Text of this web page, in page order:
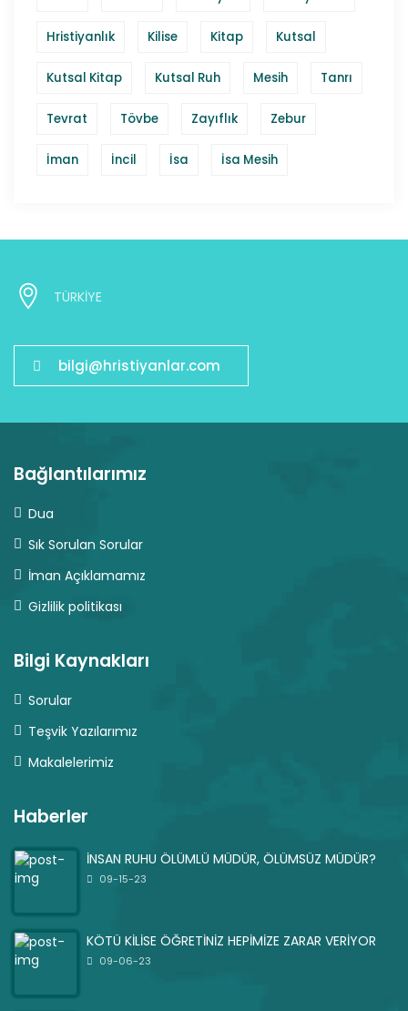
Hristiyanlık Kilise Kitap Kutsal
Kutsal Kitap Kutsal Ruh Mesih Tanrı
Tevrat Tövbe Zayıflık Zebur
İman İncil İsa İsa Mesih
TÜRKİYE
bilgi@hristiyanlar.com
Bağlantılarımız
Dua
Sık Sorulan Sorular
İman Açıklamamız
Gizlilik politikası
Bilgi Kaynakları
Sorular
Teşvik Yazılarımız
Makalelerimiz
Haberler
İNSAN RUHU ÖLÜMLÜ MÜDÜR, ÖLÜMSÜZ MÜDÜR?
09-15-23
KÖTÜ KİLİSE ÖĞRETİNİZ HEPİMİZE ZARAR VERİYOR
09-06-23